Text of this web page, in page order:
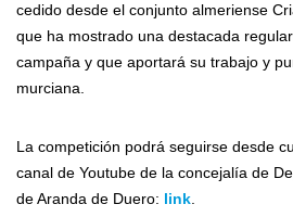
cedido desde el conjunto almeriense
que ha mostrado una destacada
campaña y que aportará su trabajo y
murciana.
La competición podrá seguirse desde
canal de Youtube de la concejalía de
de Aranda de Duero: link